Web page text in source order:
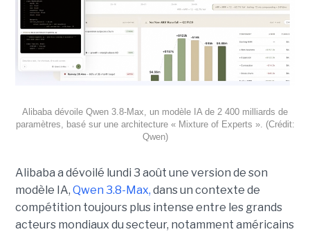
Alibaba dévoile Qwen 3.8-Max, un modèle IA de 2 400 milliards de
paramètres, basé sur une architecture « Mixture of Experts ». (Crédit:
Qwen)
Alibaba a dévoilé lundi 3 août une version de son
modèle IA, Qwen 3.8-Max, dans un contexte de
compétition toujours plus intense entre les grands
acteurs mondiaux du secteur, notamment américains